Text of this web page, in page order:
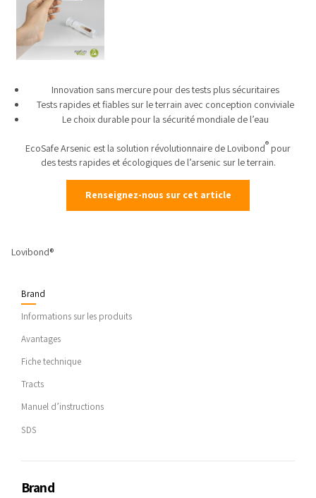
Innovation sans mercure pour des tests plus sécuritaires
Tests rapides et fiables sur le terrain avec conception conviviale
Le choix durable pour la sécurité mondiale de l’eau
EcoSafe Arsenic est la solution révolutionnaire de Lovibond® pour
des tests rapides et écologiques de l’arsenic sur le terrain.
Renseignez-nous sur cet article
Lovibond®
Brand
Informations sur les produits
Avantages
Fiche technique
Tracts
Manuel d’instructions
SDS
Brand